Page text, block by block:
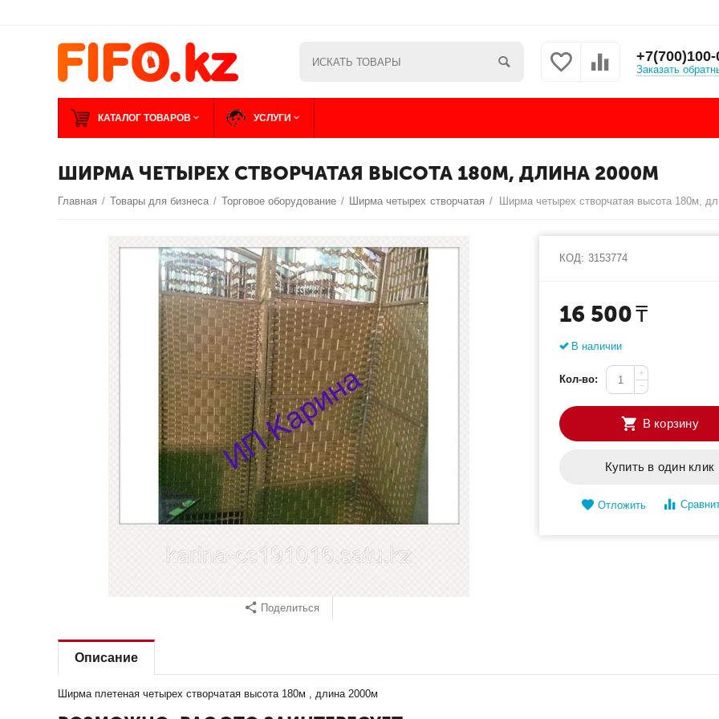
Заказать
КАТАЛОГ ТОВАРОВ УСЛУГИ
ШИРМА ЧЕТЫРЕХ СТВОРЧАТАЯ ВЫСОТА 180М, ДЛИНА 2000М
Главная / Товары для бизнеса / Торговое оборудование / Ширма четырех створчатая /
Поделиться
КОД: 3153774
16 500 ₸
В наличии
Кол-во:
+
−
В корзину
Купить в один клик
Отложить
Описание
Ширма плетеная четырех створчатая высота 180м , длина 2000м